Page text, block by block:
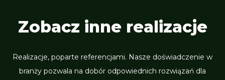
Zobacz inne realizacje
Realizacje, poparte referencjami. Nasze doświadczenie w
branży pozwala na dobór odpowiednich rozwiązań dla